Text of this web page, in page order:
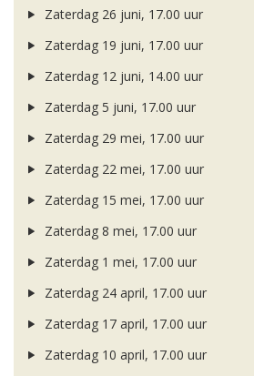
Zaterdag 26 juni, 17.00 uur
Zaterdag 19 juni, 17.00 uur
Zaterdag 12 juni, 14.00 uur
Zaterdag 5 juni, 17.00 uur
Zaterdag 29 mei, 17.00 uur
Zaterdag 22 mei, 17.00 uur
Zaterdag 15 mei, 17.00 uur
Zaterdag 8 mei, 17.00 uur
Zaterdag 1 mei, 17.00 uur
Zaterdag 24 april, 17.00 uur
Zaterdag 17 april, 17.00 uur
Zaterdag 10 april, 17.00 uur